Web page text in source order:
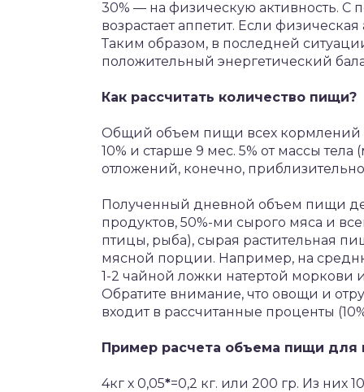
30% — на физическую активность.
возрастает аппетит. Если
Таким образом, в последней
положительный энергетический
Как рассчитать количество пищи?
Общий объем пищи всех кормлений
10% и старше 9 мес. 5% от массы тела
отложений, конечно,
Полученный дневной объем пищи
продуктов, 50%-ми сырого мяса и
птицы, рыба), сырая растительная
мясной порции. Например, на
1-2 чайной ложки натертой моркови
Обратите внимание, что овощи и
входит в рассчитанные проценты
Пример расчета объема пищи для
4кг х 0,05*=0,2 кг. или 200 гр. Из них